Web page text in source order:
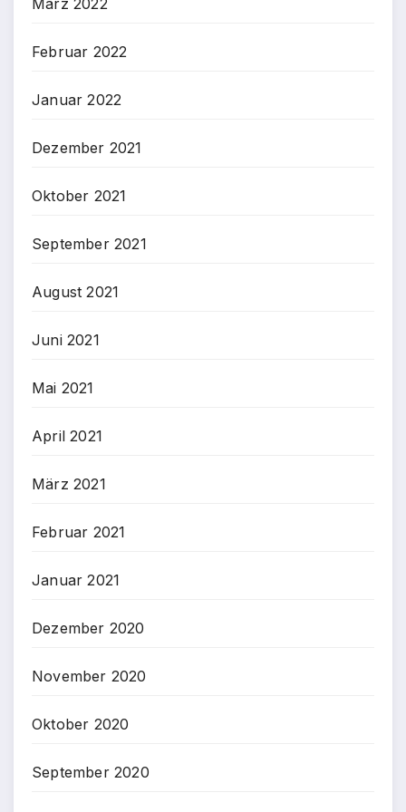
März 2022
Februar 2022
Januar 2022
Dezember 2021
Oktober 2021
September 2021
August 2021
Juni 2021
Mai 2021
April 2021
März 2021
Februar 2021
Januar 2021
Dezember 2020
November 2020
Oktober 2020
September 2020